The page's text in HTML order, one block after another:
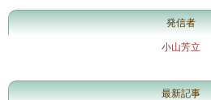
発信者
小山芳立
最新記事